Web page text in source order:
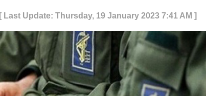
[ Last Update: Thursday, 19 January 2023 7:41 AM ]